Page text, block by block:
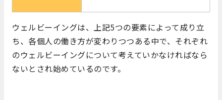
ウェルビーイングは、上記5つの要素によって成り立
ち、各個人の働き方が変わりつつある中で、それぞれ
のウェルビーイングについて考えていかなければなら
ないとされ始めているのです。